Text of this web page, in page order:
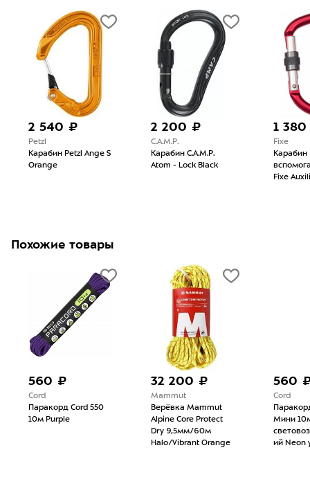
2 540 ₽
Petzl
Карабин Petzl Ange S
Orange
2 200 ₽
C.A.M.P.
Карабин C.A.M.P.
Atom - Lock Black
1
Fixe
Карабин
Fixe
Похожие товары
560 ₽
Cord
Паракорд Cord 550
10м Purple
32 200 ₽
Mammut
Верёвка Mammut
Alpine Core Protect
Dry 9,5мм/60м
Halo/Vibrant Orange
560
Cord
Мини
ий Neon